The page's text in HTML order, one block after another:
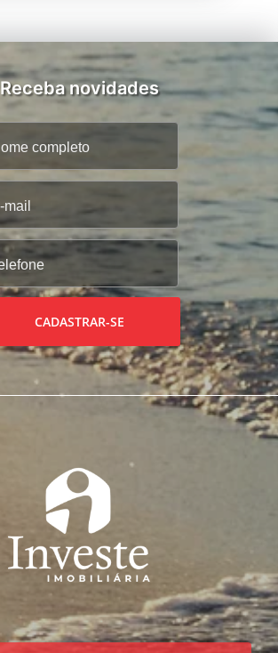
Receba novidades
CADASTRAR-SE